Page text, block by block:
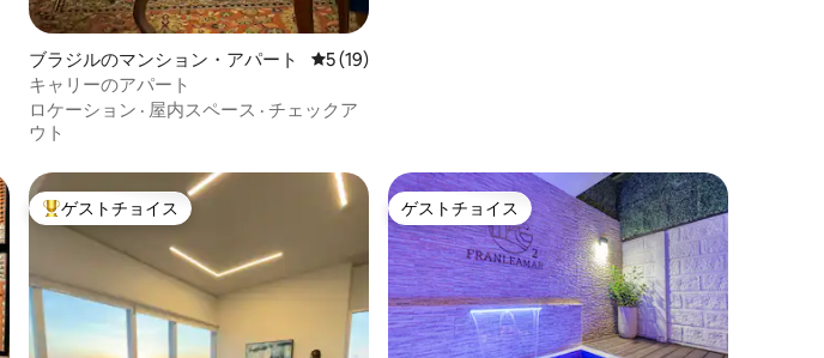
ブラジルのマンション・アパート レビュー19件、5つ星中5つ星の平均評価
5 (19)
キャリーのアパート
ロケーション · 屋内スペース · チェックア
ウト
大好評のゲストチョイスです。
ゲストチョイス ゲストチョイス
ゲストチョイス